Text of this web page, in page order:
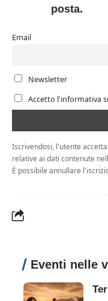
posta.
Email
Newsletter
Accetto l'informativa
Iscrivendosi, l'utente
relative ai dati contenute
È possibile annullare
Eventi nelle